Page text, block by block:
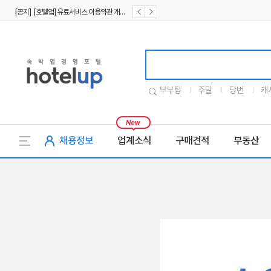
부부팀 주말 당번 캐
채용정보 업계소식 구매견적 부동산